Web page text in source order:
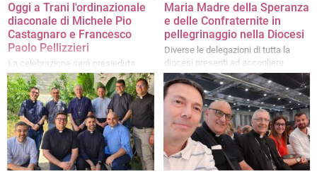
Oggi a Trani l'ordinazionale
diaconale di Michele Pio
Castagnaro e Francesco
Paolo Pellizzieri
La celebrazione sarà presieduta
dall'Arcivescovo D'Ascenzo
Maria Madre della Speranza
e delle Confraternite in
pellegrinaggio nella Diocesi
Diverse le delegazioni di tutta la
diocesi presenti ad accogliere
l'effige